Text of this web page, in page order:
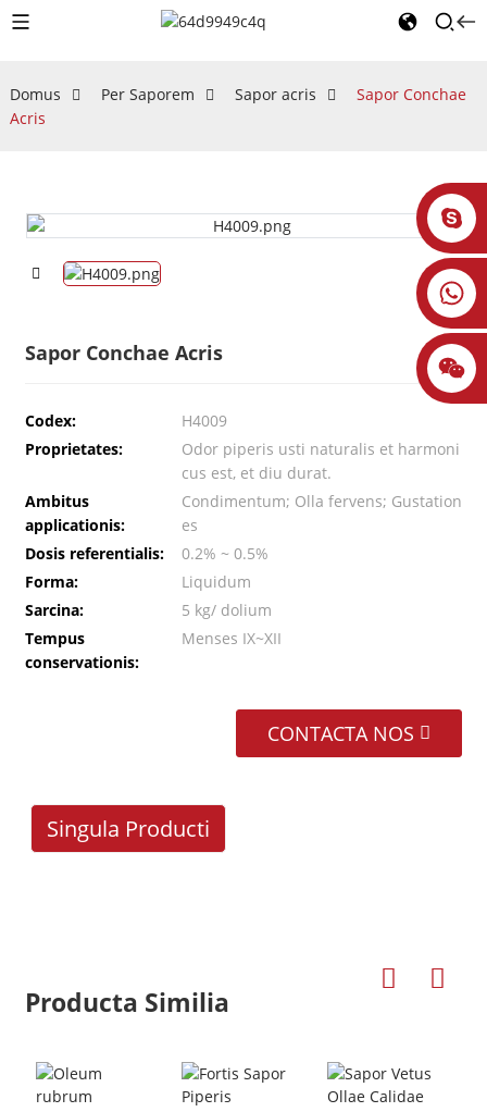
Domus Per Saporem Sapor acris
Sapor Conchae
Acris
Sapor Conchae Acris
Codex:
H4009
Proprietates:
Odor piperis usti naturalis et harmoni
cus est, et diu durat.
Ambitus
applicationis:
Condimentum; Olla fervens; Gustation
es
Dosis referentialis:
0.2% ~ 0.5%
Forma:
Liquidum
Sarcina:
5 kg/ dolium
Tempus
conservationis:
Menses IX~XII
CONTACTA NOS
Singula Producti
Producta Similia